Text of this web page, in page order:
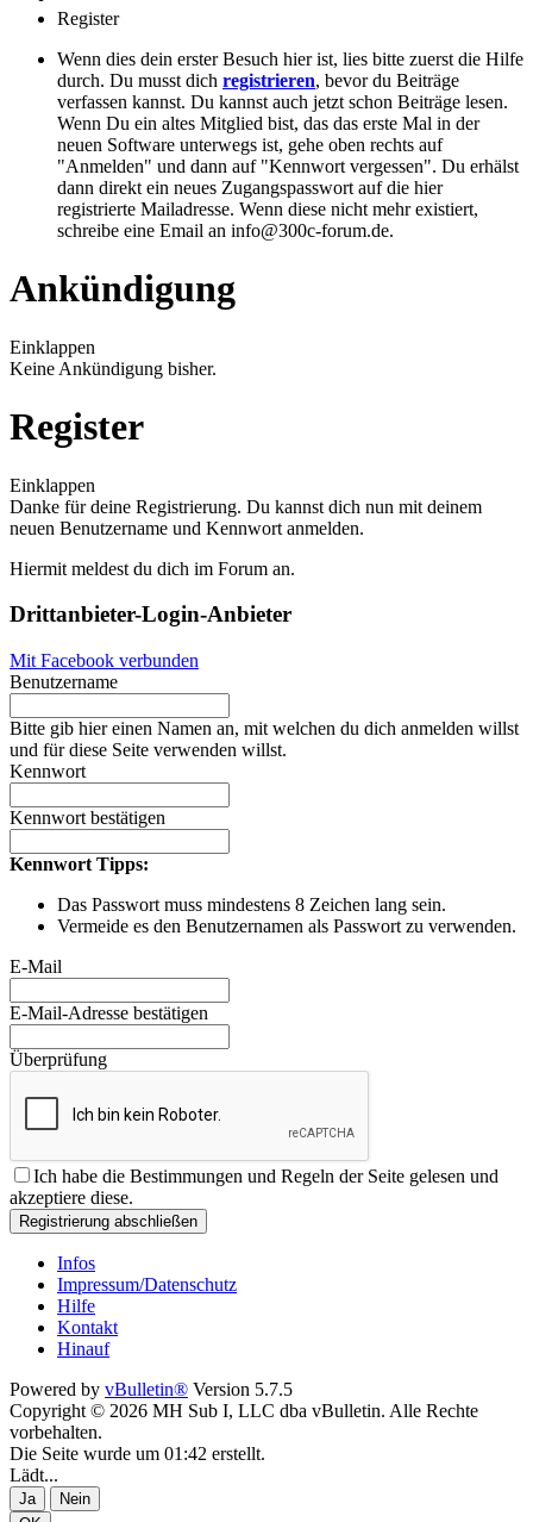
Register
Wenn dies dein erster Besuch hier ist, lies bitte zuerst die Hilfe
durch. Du musst dich registrieren, bevor du Beiträge
verfassen kannst. Du kannst auch jetzt schon Beiträge lesen.
Wenn Du ein altes Mitglied bist, das das erste Mal in der
neuen Software unterwegs ist, gehe oben rechts auf
"Anmelden" und dann auf "Kennwort vergessen". Du erhälst
dann direkt ein neues Zugangspasswort auf die hier
registrierte Mailadresse. Wenn diese nicht mehr existiert,
schreibe eine Email an info@300c-forum.de.
Ankündigung
Einklappen
Keine Ankündigung bisher.
Register
Einklappen
Danke für deine Registrierung. Du kannst dich nun mit deinem
neuen Benutzername und Kennwort anmelden.
Hiermit meldest du dich im Forum an.
Drittanbieter-Login-Anbieter
Mit Facebook verbunden
Benutzername
Bitte gib hier einen Namen an, mit welchen du dich anmelden willst
und für diese Seite verwenden willst.
Kennwort
Kennwort bestätigen
Kennwort Tipps:
Das Passwort muss mindestens 8 Zeichen lang sein.
Vermeide es den Benutzernamen als Passwort zu verwenden.
E-Mail
E-Mail-Adresse bestätigen
Überprüfung
Ich habe die Bestimmungen und Regeln der Seite gelesen und
akzeptiere diese.
Registrierung abschließen
Infos
Impressum/Datenschutz
Hilfe
Kontakt
Hinauf
Powered by vBulletin® Version 5.7.5
Copyright © 2026 MH Sub I, LLC dba vBulletin. Alle Rechte
vorbehalten.
Die Seite wurde um 01:42 erstellt.
Lädt...
Ja
Nein